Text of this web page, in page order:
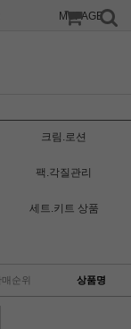
MYPAGE
크림.로션
팩.각질관리
세트.키트 상품
매순위 상품명